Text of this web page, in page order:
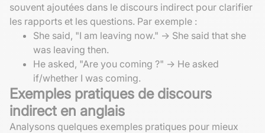
souvent ajoutées dans le discours indirect pour clarifier
les rapports et les questions. Par exemple :
She said, "I am leaving now." -> She said that she
was leaving then.
He asked, "Are you coming ?" -> He asked
if/whether I was coming.
Exemples pratiques de discours
indirect en anglais
Analysons quelques exemples pratiques pour mieux